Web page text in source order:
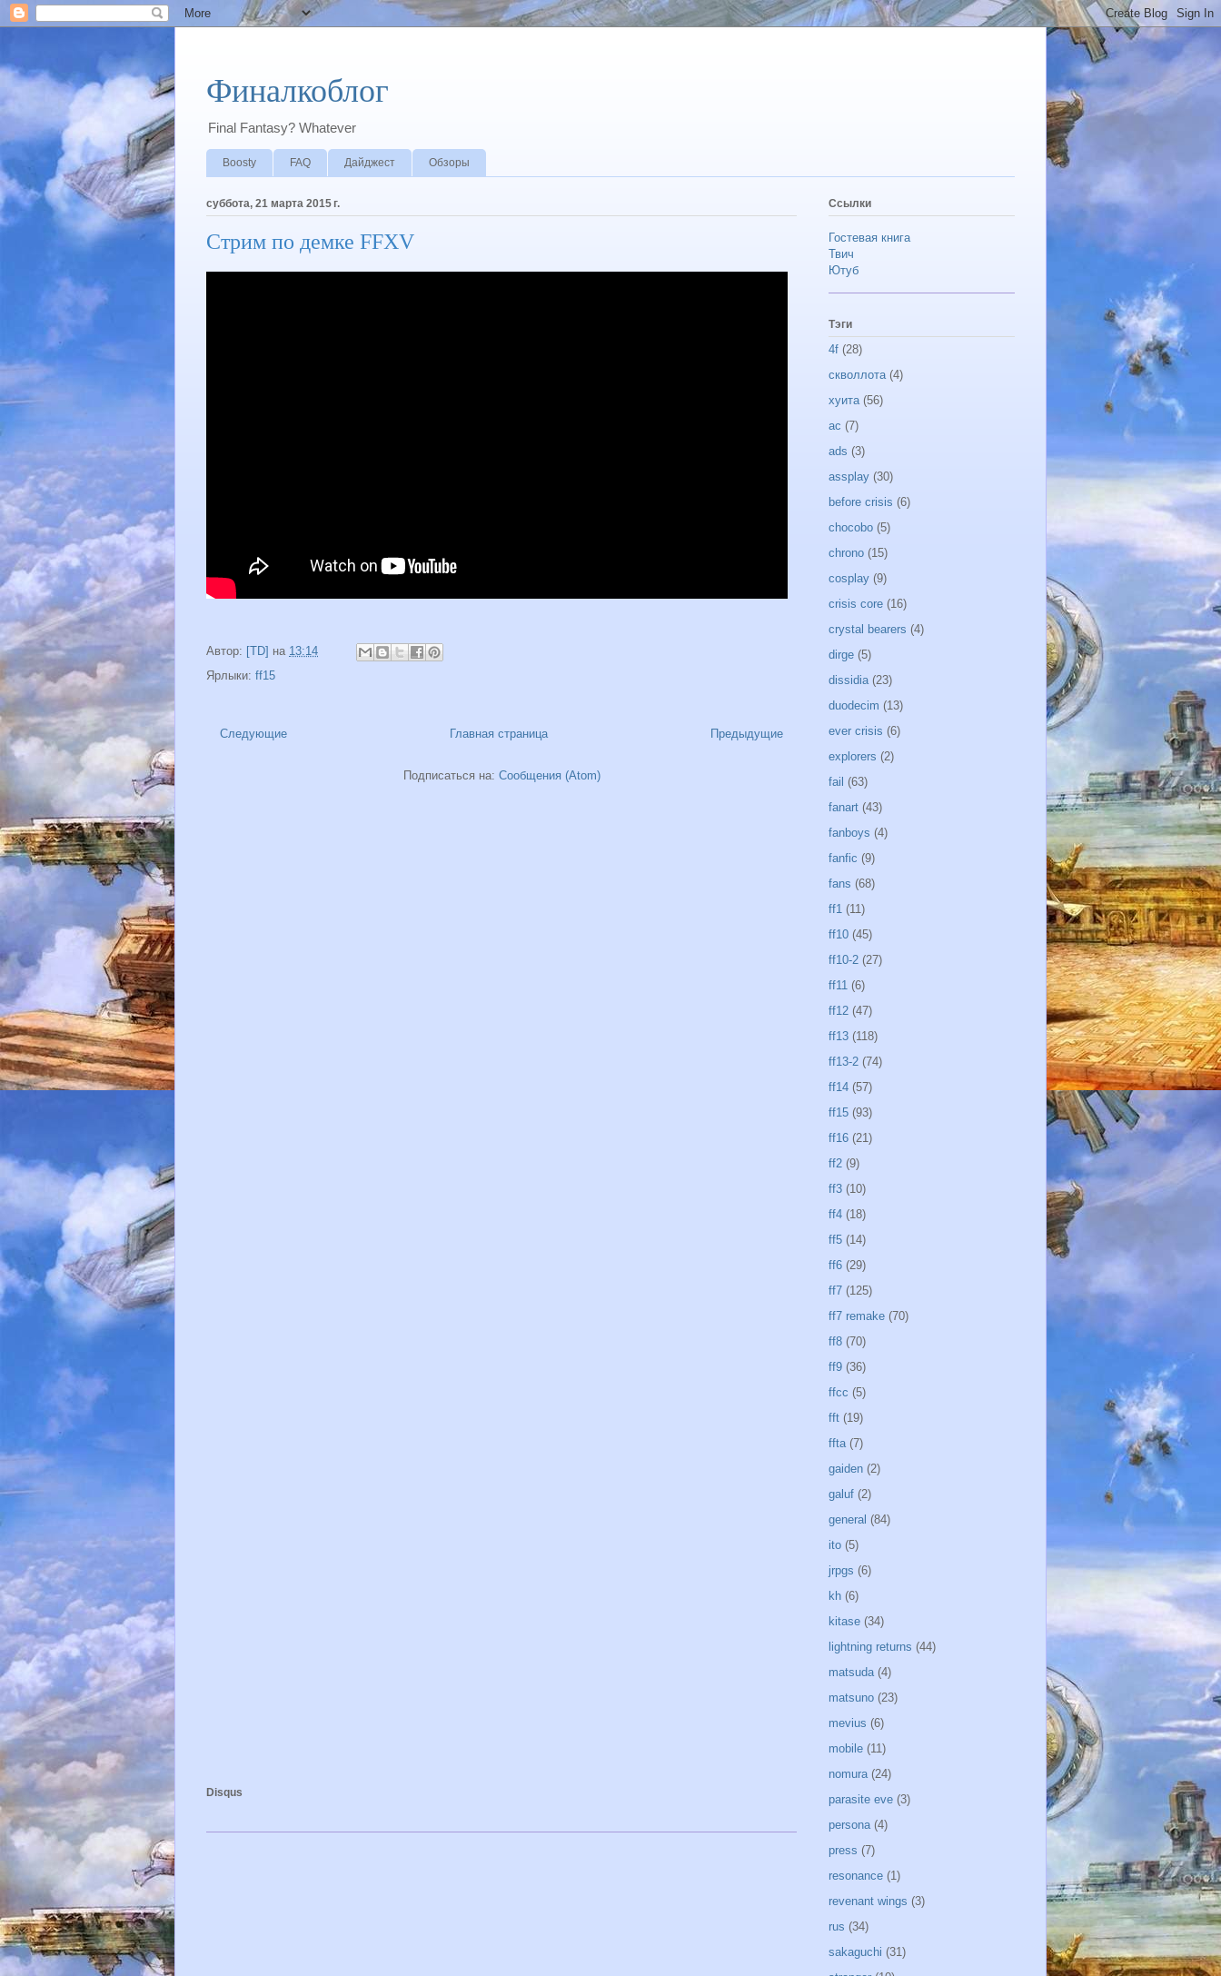
Финалкоблог
Final Fantasy? Whatever
Boosty FAQ Дайджест Обзоры
суббота, 21 марта 2015 г.
Стрим по демке FFXV
Автор: [TD] на 13:14
Ярлыки: ff15
Следующие Предыдущие
Главная страница
Подписаться на: Сообщения (Atom)
Disqus
Ссылки
Гостевая книга
Твич
Ютуб
Тэги
4f (28)
скволлота (4)
хуита (56)
ac (7)
ads (3)
assplay (30)
before crisis (6)
chocobo (5)
chrono (15)
cosplay (9)
crisis core (16)
crystal bearers (4)
dirge (5)
dissidia (23)
duodecim (13)
ever crisis (6)
explorers (2)
fail (63)
fanart (43)
fanboys (4)
fanfic (9)
fans (68)
ff1 (11)
ff10 (45)
ff10-2 (27)
ff11 (6)
ff12 (47)
ff13 (118)
ff13-2 (74)
ff14 (57)
ff15 (93)
ff16 (21)
ff2 (9)
ff3 (10)
ff4 (18)
ff5 (14)
ff6 (29)
ff7 (125)
ff7 remake (70)
ff8 (70)
ff9 (36)
ffcc (5)
fft (19)
ffta (7)
gaiden (2)
galuf (2)
general (84)
ito (5)
jrpgs (6)
kh (6)
kitase (34)
lightning returns (44)
matsuda (4)
matsuno (23)
mevius (6)
mobile (11)
nomura (24)
parasite eve (3)
persona (4)
press (7)
resonance (1)
revenant wings (3)
rus (34)
sakaguchi (31)